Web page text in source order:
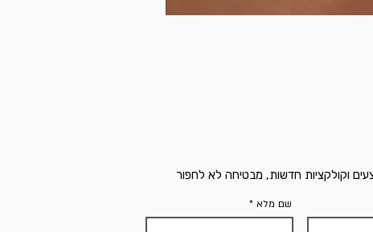
וקולקציות חדשות, מבטיחה לא לחפור
שם מלא